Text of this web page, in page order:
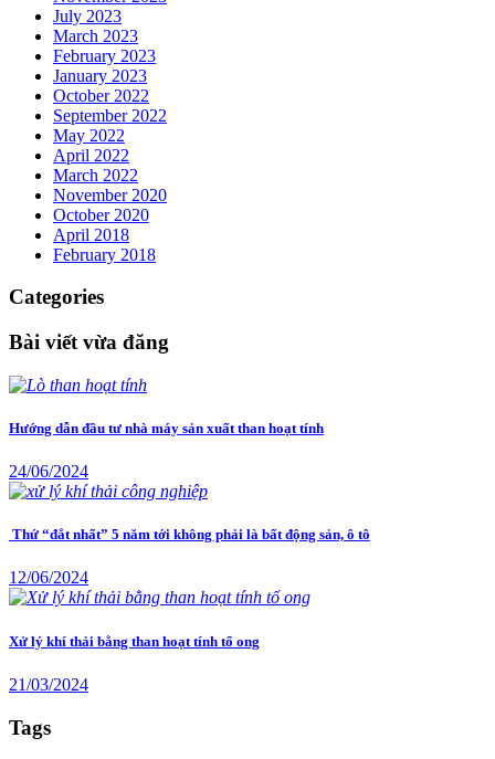
July 2023
March 2023
February 2023
January 2023
October 2022
September 2022
May 2022
April 2022
March 2022
November 2020
October 2020
April 2018
February 2018
Categories
Bài viết vừa đăng
Hướng dẫn đầu tư nhà máy sản xuất than hoạt tính
24/06/2024
Thứ “đắt nhất” 5 năm tới không phải là bất động sản, ô tô
12/06/2024
Xử lý khí thải bằng than hoạt tính tổ ong
21/03/2024
Tags